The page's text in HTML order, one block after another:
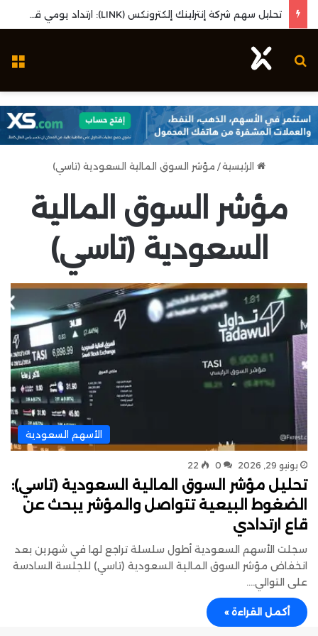
بحث عن
الرئيسية/ مؤشر السوق المالية السعودية (تاسي)
مؤشر السوق المالية
السعودية (تاسي)
الأسهم السعودية
يونيو 29, 2026 0
22
تحليل مؤشر السوق المالية السعودية (تاسي):
الضغوط البيعية تتواصل والمؤشر يبحث عن
قاع ارتدادي
سجلت الأسهم السعودية أطول سلسلة تراجع لها في شهرين بعد
انخفاض مؤشر السوق المالية السعودية (تاسي) للجلسة السادسة
على التوالي.…
أكمل القراءة »